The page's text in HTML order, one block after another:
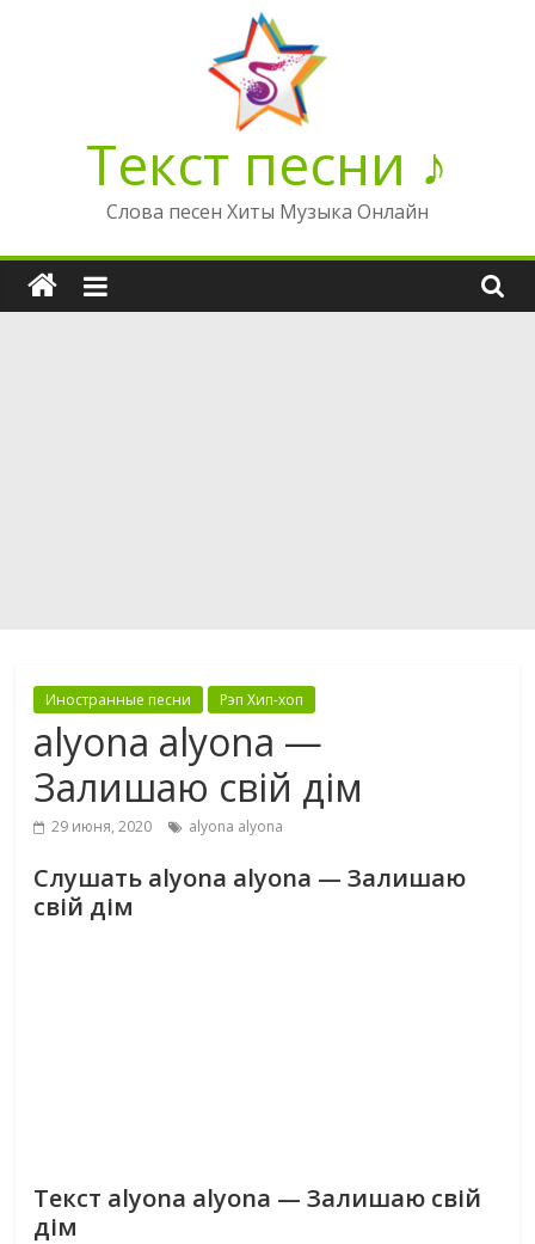
Текст песни ♪
Слова песен Хиты Музыка Онлайн
Иностранные песни Рэп Хип-хоп
alyona alyona —
Залишаю свій дім
29 июня, 2020 alyona alyona
Слушать alyona alyona — Залишаю
свій дім
Текст alyona alyona — Залишаю свій
дім